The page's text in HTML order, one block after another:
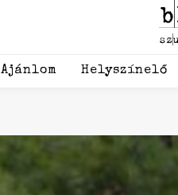
Ajánlom Helyszínelő